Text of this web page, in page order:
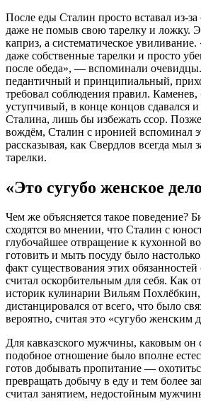
После еды Сталин просто вставал из-за
даже не помыв свою тарелку и ложку.
каприз, а систематическое
даже собственные тарелки и просто
после обеда», — вспоминали очевидцы
педантичный и принципиальный,
требовал соблюдения правил. Каменев,
уступчивый, в конце концов сдавался
Сталина, лишь бы избежать ссор.
вождём, Сталин с иронией вспоминал
рассказывая, как Свердлов всегда мыл
тарелки.
«Это сугубо женское
Чем же объясняется такое поведение?
сходятся во мнении, что Сталин с
глубочайшее отвращение к кухонной
готовить и мыть посуду было
факт существования этих
считал оскорбительным для себя. Как
историк кулинарии Вильям Похлёбкин,
дистанцировался от всего, что было
вероятно, считая это «сугубо женским
Для кавказского мужчины, каковым он
подобное отношение было вполне
готов добывать пропитание —
превращать добычу в еду и тем более
считал занятием, недостойным